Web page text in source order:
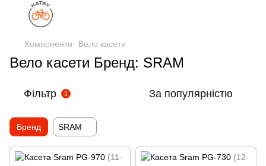
Компоненти Вело касети
Вело касети Бренд: SRAM
Фільтр 1 За популярністю
Бренд SRAM